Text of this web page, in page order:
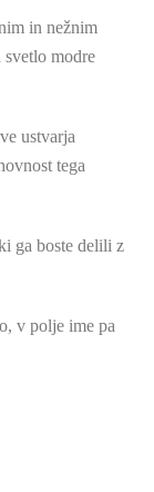
in nežnim
modre
ustvarja
tega
ga boste delili z
v polje ime pa